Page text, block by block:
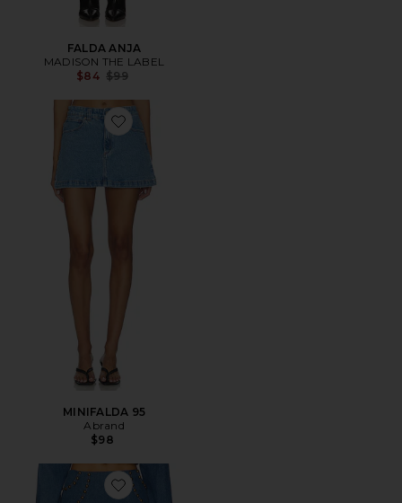
FALDA ANJA
MADISON THE LABEL
$84 Previous price:
$99
Favorite MINIFALDA 95
MINIFALDA 95
Abrand
$98
Favorite FALDA-PANTALÓN PALMER